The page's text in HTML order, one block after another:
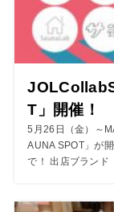
T」開催！
5月26日（金）～
AUNA SPOT」が
で！ 出店ブランド